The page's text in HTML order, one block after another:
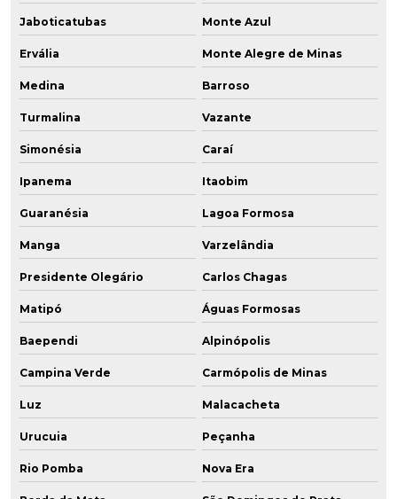
Jaboticatubas Monte Azul
Ervália Monte Alegre de Minas
Medina Barroso
Turmalina Vazante
Simonésia Caraí
Ipanema Itaobim
Guaranésia Lagoa Formosa
Manga Varzelândia
Presidente Olegário Carlos Chagas
Matipó Águas Formosas
Baependi Alpinópolis
Campina Verde Carmópolis de Minas
Luz Malacacheta
Urucuia Peçanha
Rio Pomba Nova Era